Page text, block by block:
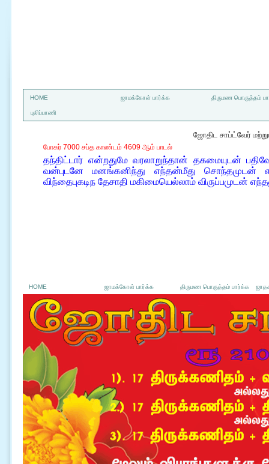
HOME ஜாமக்கோள் பார்க்க திருமண பொருத்தம்
புலிப்பாணி
ஜோதிட சாப்ட்வேர்
போகர் 7000 சப்த காண்டம் 4609 ஆம் பாடல்
தந்திட்டார் என்றதுமே வரலாறுந்தான் தகமையுடன்
வன்புடனே மனங்கனிந்து எந்தன்மீது சொந்தமுடன்
விந்தைபுகடிந தேசாதி மகிமையெல்லாம் விருப்பமுடன்
HOME ஜாமக்கோள் பார்க்க திருமண பொருத்தம் பார்க்க